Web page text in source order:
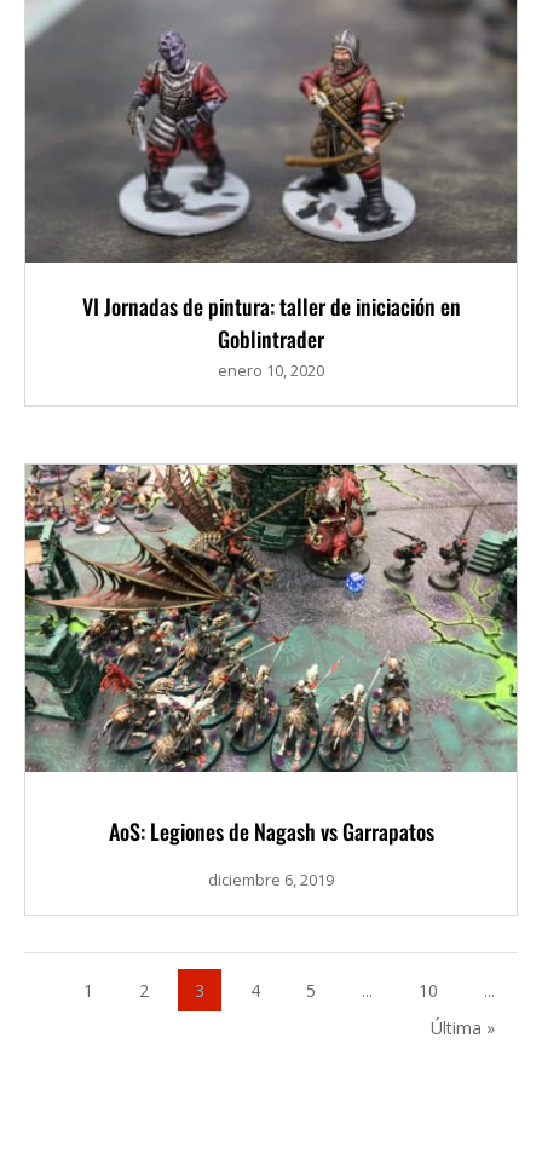
VI Jornadas de pintura: taller de iniciación en
Goblintrader
enero 10, 2020
AoS: Legiones de Nagash vs Garrapatos
diciembre 6, 2019
1 2 3 4 5 ... 10
...
Última »